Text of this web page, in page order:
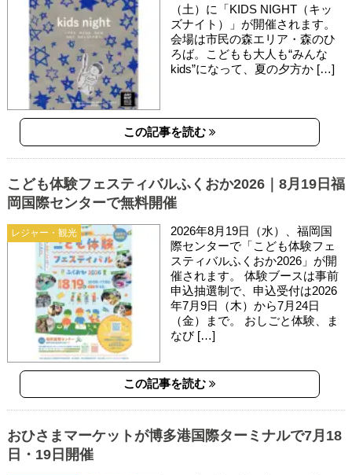
（土）に「KIDS NIGHT（キッ
ズナイト）」が開催されます。
会場は市民の森エリア・森のひ
ろば。こどもも大人も“みんな
kids”になって、夏の夕方か […]
この記事を読む
レジャー・観光
こども体験フェスティバルふくおか2026｜8月19日福
岡国際センターで無料開催
2026年8月19日（水）、福岡国
際センターで「こども体験フェ
スティバルふくおか2026」が開
催されます。 体験ブースは事前
申込抽選制で、申込受付は2026
年7月9日（木）から7月24日
（金）まで。 おしごと体験、ま
なび […]
この記事を読む
おひさまマーケットが博多港国際ターミナルで7月18
日・19日開催